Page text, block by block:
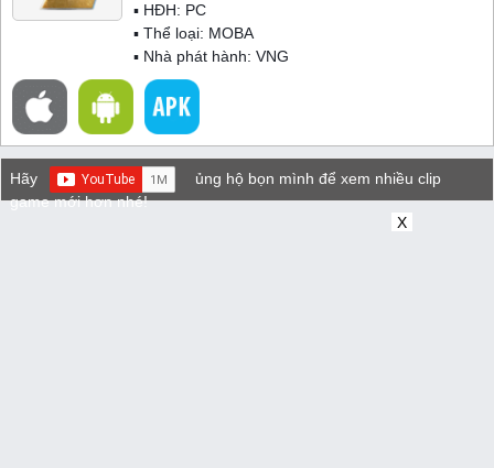
▪ HĐH: PC
▪ Thể loại: MOBA
▪ Nhà phát hành: VNG
Hãy
ủng hộ bọn mình để xem nhiều clip
game mới hơn nhé!
X